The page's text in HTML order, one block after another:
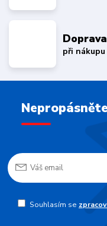
při nákupu
Souhlasím se